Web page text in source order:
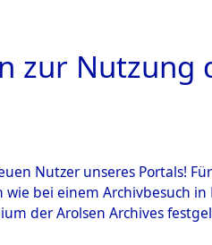
zur Nutzung
Nutzer unseres Portals!
bei einem Archivbesuch
der Arolsen Archives